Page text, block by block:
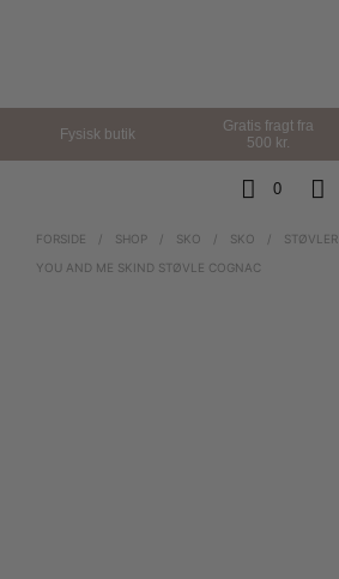
Fysisk butik
Gratis fragt fra
500 kr.
0
FORSIDE / SHOP / SKO / SKO / STØVLER
YOU AND ME SKIND STØVLE COGNAC